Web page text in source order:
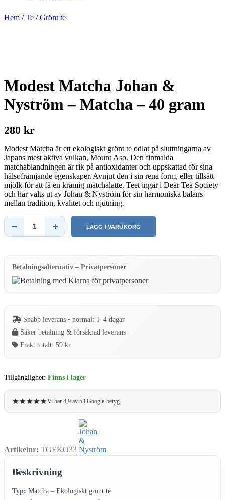
Hem /Te /Grönt te
Modest Matcha Johan &
Nyström – Matcha – 40 gram
280 kr
Modest Matcha är ett ekologiskt grönt te odlat på sluttningarna av
Japans mest aktiva vulkan, Mount Aso. Den finmalda
matchablandningen är rik på antioxidanter och uppskattad för sina
hälsofrämjande egenskaper. Avnjut den i sin rena form, eller tillsätt
mjölk för att få en krämig matchalatte. Teet ingår i Dear Tea Society
och har valts ut av Johan & Nyström för sin harmoniska balans
mellan tradition, kvalitet och njutning.
Modest
Matcha
&
Nyström
Matcha
–
gram
mängd
− + LÄGG I VARUKORG
Betalningsalternativ – Privatpersoner
Snabb leverans • normalt 1–4 dagar
Säker betalning & försäkrad leverans
Frakt totalt: 59 kr
Tillgänglighet: Finns i lager
Vi har 4,9 av 5 i Google-betyg
Artikelnr: TGEKO33
Beskrivning
Typ: Matcha – Ekologiskt grönt te